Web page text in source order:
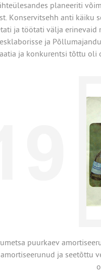
planeeriti
Konservitsehh anti käiku
ja töötati välja
ja
ja konkurentsi tõttu oli
puurkaev
ja seetõttu